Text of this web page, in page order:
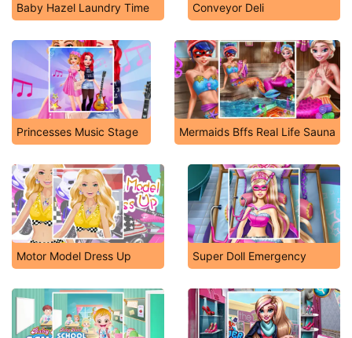
Baby Hazel Laundry Time Conveyor Deli
Princesses Music Stage Mermaids Bffs Real Life Sauna
Motor Model Dress Up Super Doll Emergency